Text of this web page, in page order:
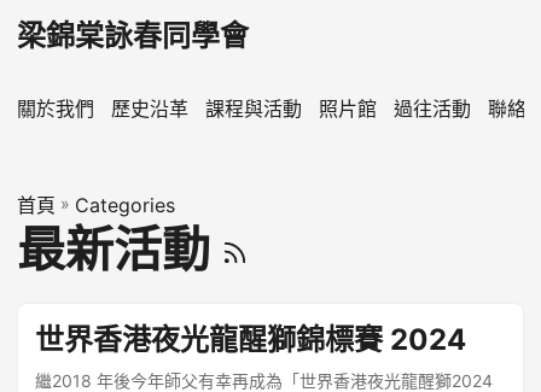
梁錦棠詠春同學會
關於我們 歷史沿革 課程與活動 照片館 過往活動 聯絡
首頁 » Categories
最新活動
世界香港夜光龍醒獅錦標賽 2024
繼2018 年後今年師父有幸再成為「世界香港夜光龍醒獅2024